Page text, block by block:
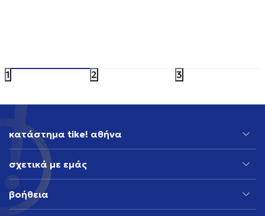
1 2 3
κατάστημα tike! αθήνα
σχετικά με εμάς
βοήθεια